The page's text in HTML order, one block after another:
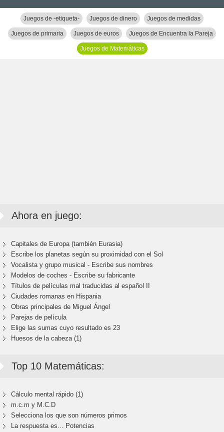
Juegos de -etiqueta- Juegos de dinero Juegos de medidas
Juegos de primaria Juegos de euros Juegos de Encuentra la Pareja
Juegos de Matemáticas
Ahora en juego:
Capitales de Europa (también Eurasia)
Escribe los planetas según su proximidad con el Sol
Vocalista y grupo musical - Escribe sus nombres
Modelos de coches - Escribe su fabricante
Títulos de películas mal traducidas al español II
Ciudades romanas en Hispania
Obras principales de Miguel Ángel
Parejas de película
Elige las sumas cuyo resultado es 23
Huesos de la cabeza (1)
Top 10 Matemáticas:
Cálculo mental rápido (1)
m.c.m y M.C.D
Selecciona los que son números primos
La respuesta es... Potencias